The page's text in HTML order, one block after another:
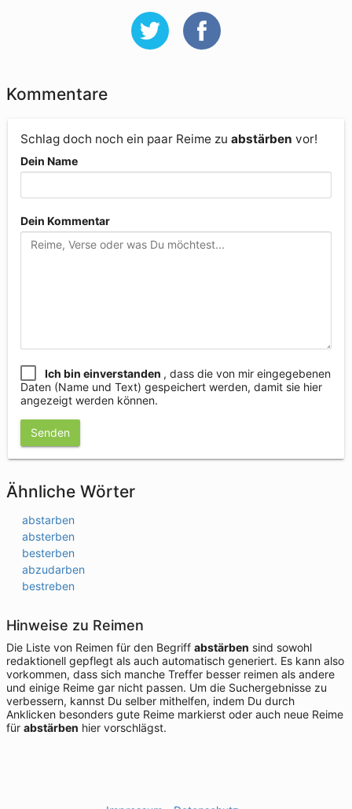
Kommentare
Schlag doch noch ein paar Reime zu abstärben vor!
Dein Name
Dein Kommentar
Ich bin einverstanden , dass die von mir eingegebenen
Daten (Name und Text) gespeichert werden, damit sie hier
angezeigt werden können.
Senden
Ähnliche Wörter
abstarben
absterben
besterben
abzudarben
bestreben
Hinweise zu Reimen
Die Liste von Reimen für den Begriff abstärben sind sowohl
redaktionell gepflegt als auch automatisch generiert. Es kann also
vorkommen, dass sich manche Treffer besser reimen als andere
und einige Reime gar nicht passen. Um die Suchergebnisse zu
verbessern, kannst Du selber mithelfen, indem Du durch
Anklicken besonders gute Reime markierst oder auch neue Reime
für abstärben hier vorschlägst.